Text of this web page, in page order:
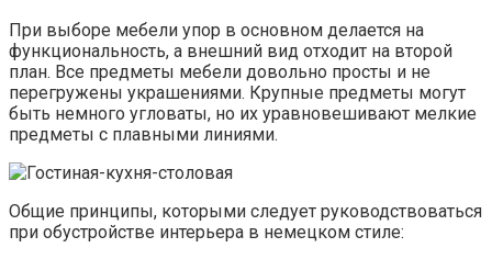
При выборе мебели упор в основном делается на
функциональность, а внешний вид отходит на второй
план. Все предметы мебели довольно просты и не
перегружены украшениями. Крупные предметы могут
быть немного угловаты, но их уравновешивают мелкие
предметы с плавными линиями.
Общие принципы, которыми следует руководствоваться
при обустройстве интерьера в немецком стиле: